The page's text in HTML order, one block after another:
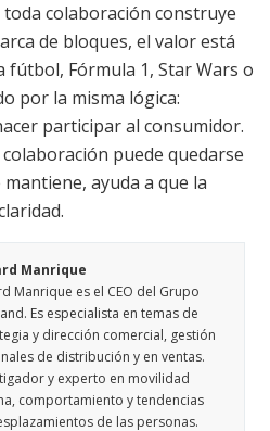
colaboración construye
de bloques, el valor está
fútbol, Fórmula 1, Star Wars o
por la misma lógica:
participar al consumidor.
puede quedarse
ayuda a que la
Manrique
Manrique es el CEO del Grupo
Es especialista en temas de
y dirección comercial, gestión
de distribución y en ventas.
y experto en movilidad
comportamiento y tendencias
de las personas.